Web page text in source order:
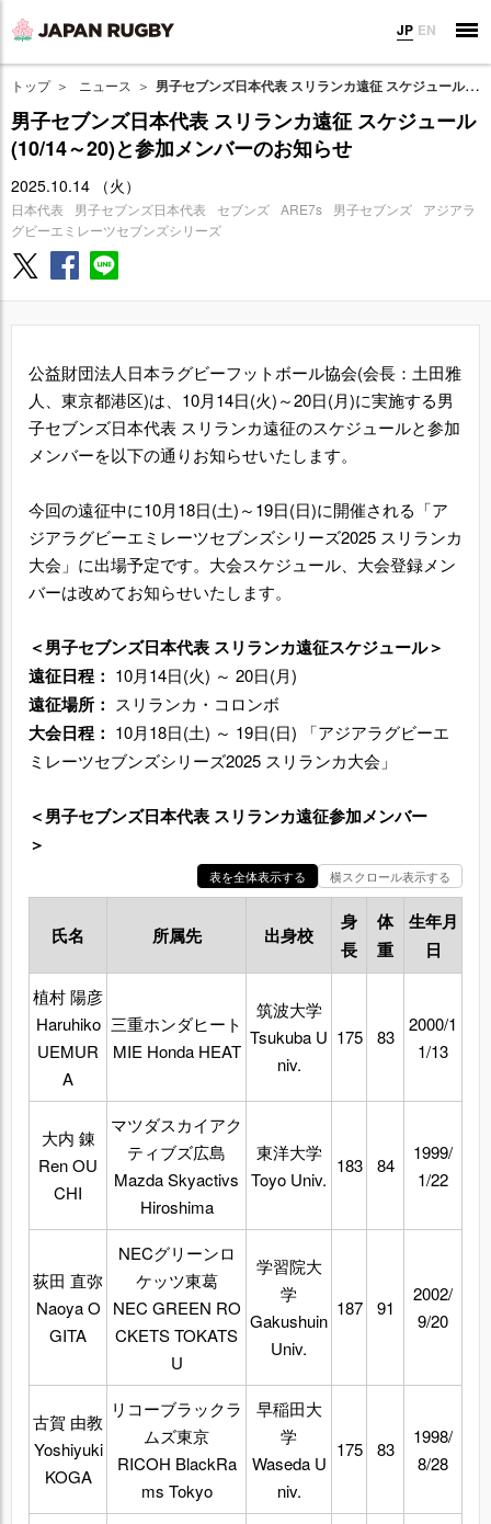
JP EN
トップ ニュース 男子セブンズ日本代表 スリランカ遠征 スケジュール(10/14～20)と参加メンバーのお知らせ
男子セブンズ日本代表 スリランカ遠征 スケジュール
(10/14～20)と参加メンバーのお知らせ
2025.10.14 （火）
日本代表 男子セブンズ日本代表 セブンズ ARE7s 男子セブンズ
アジアラ
グビーエミレーツセブンズシリーズ
公益財団法人日本ラグビーフットボール協会(会長：土田雅
人、東京都港区)は、10月14日(火)～20日(月)に実施する男
子セブンズ日本代表 スリランカ遠征のスケジュールと参加
メンバーを以下の通りお知らせいたします。
今回の遠征中に10月18日(土)～19日(日)に開催される「ア
ジアラグビーエミレーツセブンズシリーズ2025 スリランカ
大会」に出場予定です。大会スケジュール、大会登録メン
バーは改めてお知らせいたします。
＜男子セブンズ日本代表 スリランカ遠征スケジュール＞
遠征日程： 10月14日(火) ～ 20日(月)
遠征場所： スリランカ・コロンボ
大会日程： 10月18日(土) ～ 19日(日) 「アジアラグビーエ
ミレーツセブンズシリーズ2025 スリランカ大会」
＜男子セブンズ日本代表 スリランカ遠征参加メンバー
＞
表を全体表示する 横スクロール表示する
氏名 所属先 出身校
身
長
体
重
生年月
日
植村 陽彦
Haruhiko
UEMUR
A
三重ホンダヒート
MIE Honda HEAT
筑波大学
Tsukuba U
niv.
175 83
2000/1
1/13
大内 錬
Ren OU
CHI
マツダスカイアク
ティブズ広島
Mazda Skyactivs
Hiroshima
東洋大学
Toyo Univ.
183 84
1999/
1/22
荻田 直弥
Naoya O
GITA
NECグリーンロ
ケッツ東葛
NEC GREEN RO
CKETS TOKATS
U
学習院大
学
Gakushuin
Univ.
187 91
2002/
9/20
古賀 由教
Yoshiyuki
KOGA
リコーブラックラ
ムズ東京
RICOH BlackRa
ms Tokyo
早稲田大
学
Waseda U
niv.
175 83
1998/
8/28